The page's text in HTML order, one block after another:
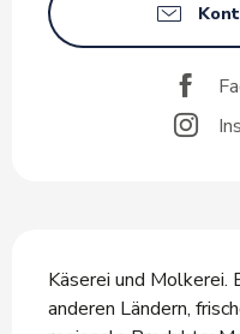
Käserei und Molkerei.
anderen Ländern,